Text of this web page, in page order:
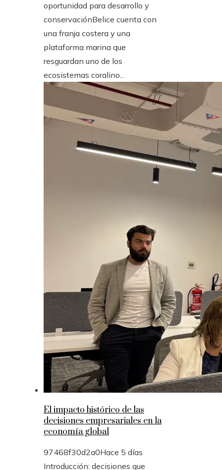
oportunidad para desarrollo y
conservaciónBelice cuenta con
una franja costera y una
plataforma marina que
resguardan uno de los
ecosistemas coralino...
El impacto histórico de las
decisiones empresariales en la
economía global
97468f30d2a0Hace 5 días
Introducción: decisiones que